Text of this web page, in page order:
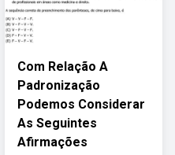
Com Relação A
Padronização
Podemos Considerar
As Seguintes
Afirmações